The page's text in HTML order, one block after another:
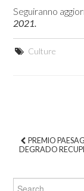
Seguiranno
2021.
Culture
PREMIO
DEGRADO
Search for: